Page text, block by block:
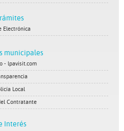
Electrónica
municipales
- lpavisit.com
Local
Contratante
Interés